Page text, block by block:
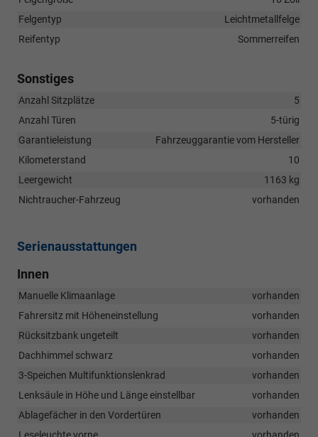
Felgentyp
Leichtmetallfelge
Reifentyp
Sommerreifen
Sonstiges
Anzahl Sitzplätze
5
Anzahl Türen
5-türig
Garantieleistung
Fahrzeuggarantie vom Hersteller
Kilometerstand
10
Leergewicht
1163 kg
Nichtraucher-Fahrzeug
vorhanden
Serienausstattungen
Innen
Manuelle Klimaanlage
vorhanden
Fahrersitz mit Höheneinstellung
vorhanden
Rücksitzbank ungeteilt
vorhanden
Dachhimmel schwarz
vorhanden
3-Speichen Multifunktionslenkrad
vorhanden
Lenksäule in Höhe und Länge einstellbar
vorhanden
Ablagefächer in den Vordertüren
vorhanden
Leseleuchte vorne
vorhanden